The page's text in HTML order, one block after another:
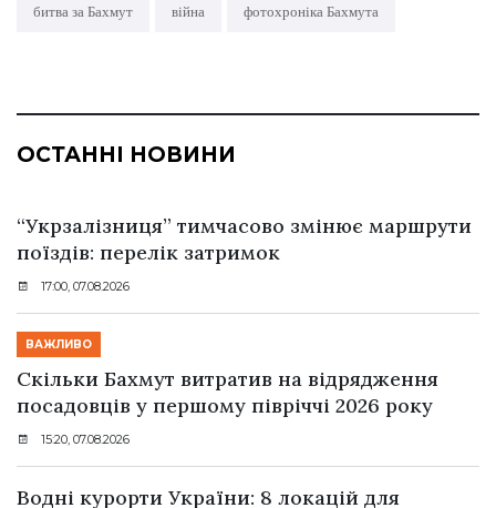
битва за Бахмут війна фотохроніка Бахмута
ОСТАННІ НОВИНИ
“Укрзалізниця” тимчасово змінює маршрути
поїздів: перелік затримок
17:00, 07.08.2026
ВАЖЛИВО
Скільки Бахмут витратив на відрядження
посадовців у першому півріччі 2026 року
15:20, 07.08.2026
Водні курорти України: 8 локацій для